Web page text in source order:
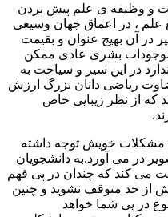
و وظیفه ی علم پیش بردن
علم ، در اعماق جهان وسیعی
در آن بهیج عنوان و بقیمت
بشری عادی ممکن
در این سیر و سیاحت به
ریاضی دانان بزرگ ارزش
که از نظر زیبایی خاص
مشکلات خویش توجه داشته
در می آورد.به دانشجویان
می کند که چندان در پی فهم
از حد متوقف نشوید و چنین
در پی شما خواهد